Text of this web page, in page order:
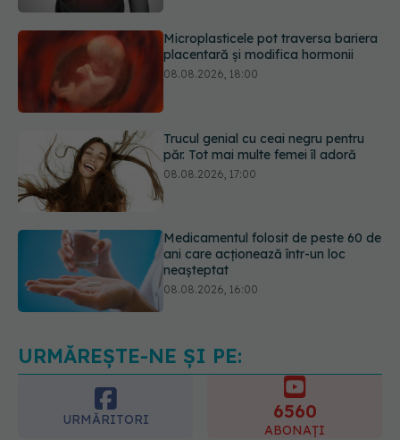
Trucul genial cu ceai negru pentru
Medicamentul folosit de peste 60 de
Transpirații nocturne: semnul ignorat
care poate ascunde probleme
URMĂREȘTE-NE ȘI PE:
URMĂRITORI 6560
ABONAȚI